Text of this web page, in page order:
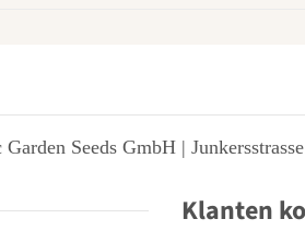
Seeds GmbH |
Klanten